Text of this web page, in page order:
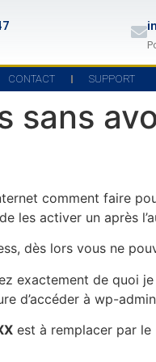
CONTACT SUPPORT
sans
comment faire
les activer un après
dès lors vous ne
exactement de quoi
d’accéder à wp-
est à remplacer par